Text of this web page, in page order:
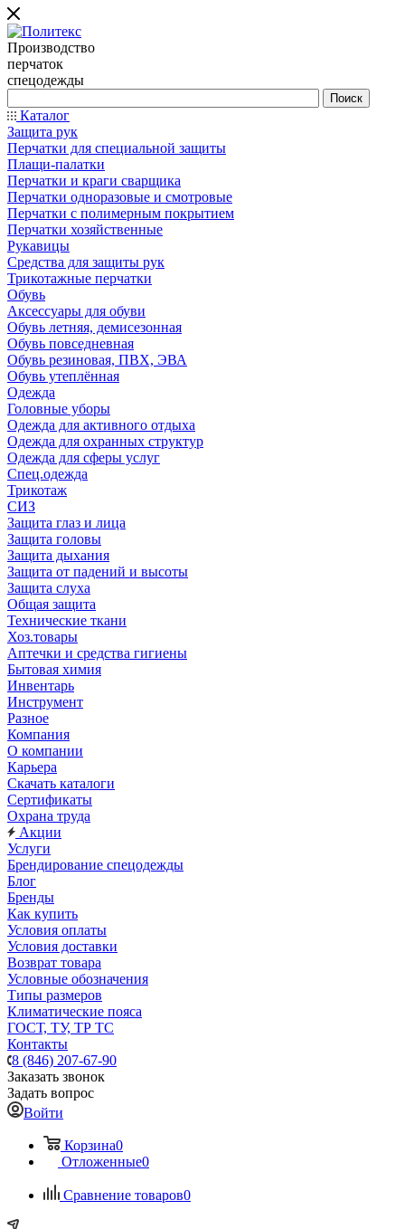
Производство
перчаток
спецодежды
Каталог
Защита рук
Перчатки для специальной защиты
Плащи-палатки
Перчатки и краги сварщика
Перчатки одноразовые и смотровые
Перчатки с полимерным покрытием
Перчатки хозяйственные
Рукавицы
Средства для защиты рук
Трикотажные перчатки
Обувь
Аксессуары для обуви
Обувь летняя, демисезонная
Обувь повседневная
Обувь резиновая, ПВХ, ЭВА
Обувь утеплённая
Одежда
Головные уборы
Одежда для активного отдыха
Одежда для охранных структур
Одежда для сферы услуг
Спец.одежда
Трикотаж
СИЗ
Защита глаз и лица
Защита головы
Защита дыхания
Защита от падений и высоты
Защита слуха
Общая защита
Технические ткани
Хоз.товары
Аптечки и средства гигиены
Бытовая химия
Инвентарь
Инструмент
Разное
Компания
О компании
Карьера
Cкачать каталоги
Сертификаты
Охрана труда
Акции
Услуги
Брендирование спецодежды
Блог
Бренды
Как купить
Условия оплаты
Условия доставки
Возврат товара
Условные обозначения
Типы размеров
Климатические пояса
ГОСТ, ТУ, ТР ТС
Контакты
8 (846) 207-67-90
Заказать звонок
Задать вопрос
Войти
Корзина0
Отложенные0
Сравнение товаров0